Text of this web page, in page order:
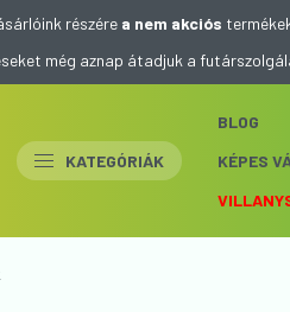
részére a nem akciós
még aznap átadjuk a
KATEGÓRIÁK
BLOG
KÉPES